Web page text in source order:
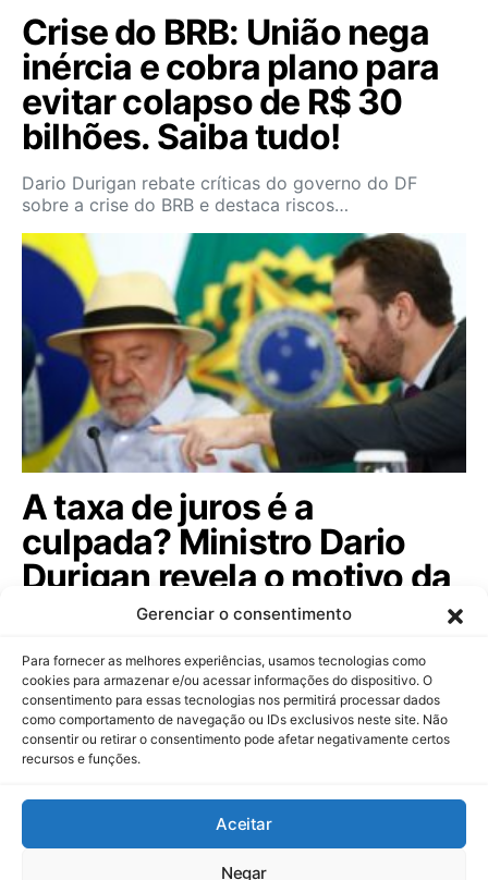
Gerenciar o consentimento
Para fornecer as melhores experiências, usamos tecnologias como
cookies para armazenar e/ou acessar informações do dispositivo. O
consentimento para essas tecnologias nos permitirá processar dados
como comportamento de navegação ou IDs exclusivos neste site. Não
consentir ou retirar o consentimento pode afetar negativamente certos
recursos e funções.
Aceitar
Negar
Crise do BRB: União nega
inércia e cobra plano para
evitar colapso de R$ 30
bilhões. Saiba tudo!
Dario Durigan rebate críticas do governo do DF
sobre a crise do BRB e destaca riscos…
A taxa de juros é a
culpada? Ministro Dario
Durigan revela o motivo da
dívida pública subir; veja!
Ministro da Fazenda afasta rumores sobre controle
de capitais e comenta o futuro do…
Dinheiropédia
Contato Sobre Nós Política de Privacidade Aviso Legal